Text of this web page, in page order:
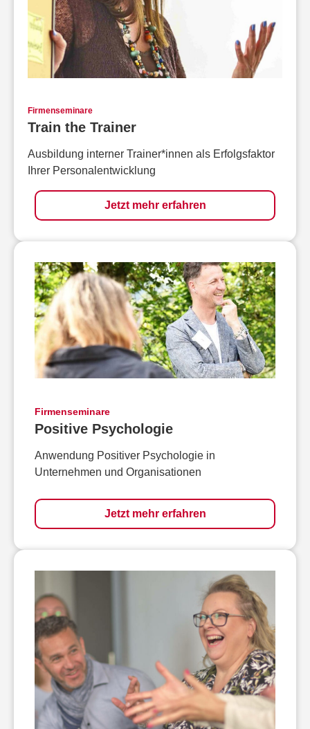
Firmenseminare
Train the Trainer
Ausbildung interner Trainer*innen als Erfolgsfaktor
Ihrer Personalentwicklung
Jetzt mehr erfahren
Firmenseminare
Positive Psychologie
Anwendung Positiver Psychologie in
Unternehmen und Organisationen
Jetzt mehr erfahren